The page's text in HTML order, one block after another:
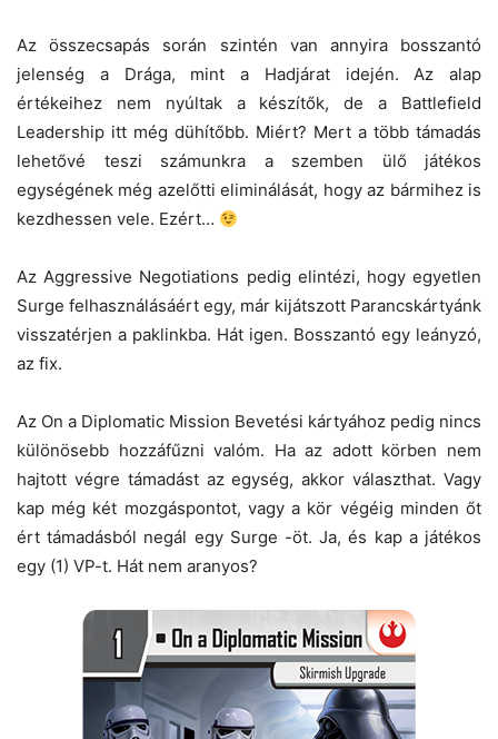
Az összecsapás során szintén van annyira bosszantó
jelenség a Drága, mint a Hadjárat idején. Az alap
értékeihez nem nyúltak a készítők, de a Battlefield
Leadership itt még dühítőbb. Miért? Mert a több támadás
lehetővé teszi számunkra a szemben ülő játékos
egységének még azelőtti eliminálását, hogy az bármihez is
kezdhessen vele. Ezért…
Az Aggressive Negotiations pedig elintézi, hogy egyetlen
Surge felhasználásáért egy, már kijátszott Parancskártyánk
visszatérjen a paklinkba. Hát igen. Bosszantó egy leányzó,
az fix.
Az On a Diplomatic Mission Bevetési kártyához pedig nincs
különösebb hozzáfűzni valóm. Ha az adott körben nem
hajtott végre támadást az egység, akkor választhat. Vagy
kap még két mozgáspontot, vagy a kör végéig minden őt
ért támadásból negál egy Surge -öt. Ja, és kap a játékos
egy (1) VP-t. Hát nem aranyos?